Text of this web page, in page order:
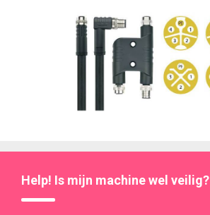
Help! Is mijn machine wel veilig?